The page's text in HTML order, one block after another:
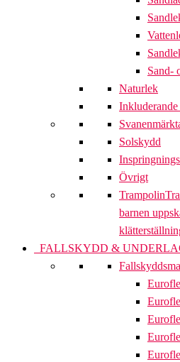
Sand-
Naturlek
Solskydd
Övrigt
Trampolin
barnen
FALLSKYDD &